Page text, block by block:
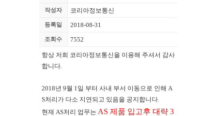
작성자 코리아정보통신
등록일 2018-08-31
조회수 7552
항상 저희 코리아정보통신을 이용해 주셔서 감사
합니다.
2018년 9월 1일 부터 사내 부서 이동으로 인해 A
S처리가 다소 지연되고 있음을 공지합니다.
현재 AS처리 업무는 AS 제품 입고후 대략 3